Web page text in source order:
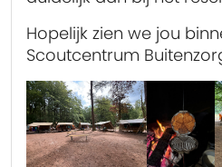
Hopelijk zien we jou
Scoutcentrum